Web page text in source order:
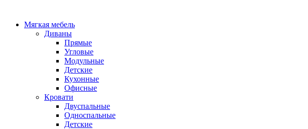
Мягкая мебель
Диваны
Прямые
Угловые
Модульные
Детские
Кухонные
Офисные
Кровати
Двуспальные
Односпальные
Детские